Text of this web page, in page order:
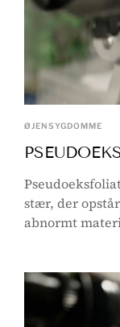
ØJENSYGDOMME
stær, der
abnormt